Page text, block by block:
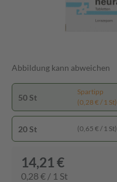
Abbildung kann abweichen
50 St
Spartipp
(0,28 € / 1 St)
20 St (0,65 € / 1 St)
14,21 €
0,28 € / 1 St